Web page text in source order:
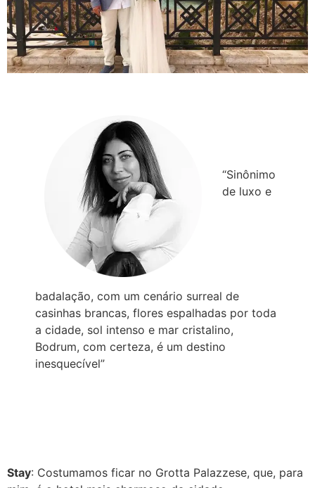
“Sinônimo
de luxo e
badalação, com um cenário surreal de
casinhas brancas, flores espalhadas por toda
a cidade, sol intenso e mar cristalino,
Bodrum, com certeza, é um destino
inesquecível”
Stay: Costumamos ficar no Grotta Palazzese, que, para